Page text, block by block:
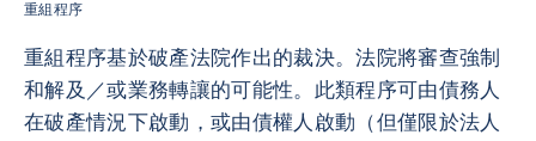
重組程序
重組程序基於破產法院作出的裁決。法院將審查強制
和解及／或業務轉讓的可能性。此類程序可由債務人
在破產情況下啟動，或由債權人啟動（但僅限於法人